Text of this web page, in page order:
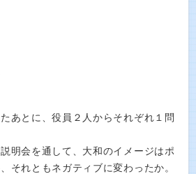
あとに、役員２人からそれぞれ１問
明会を通して、大和のイメージはポ
それともネガティブに変わったか。